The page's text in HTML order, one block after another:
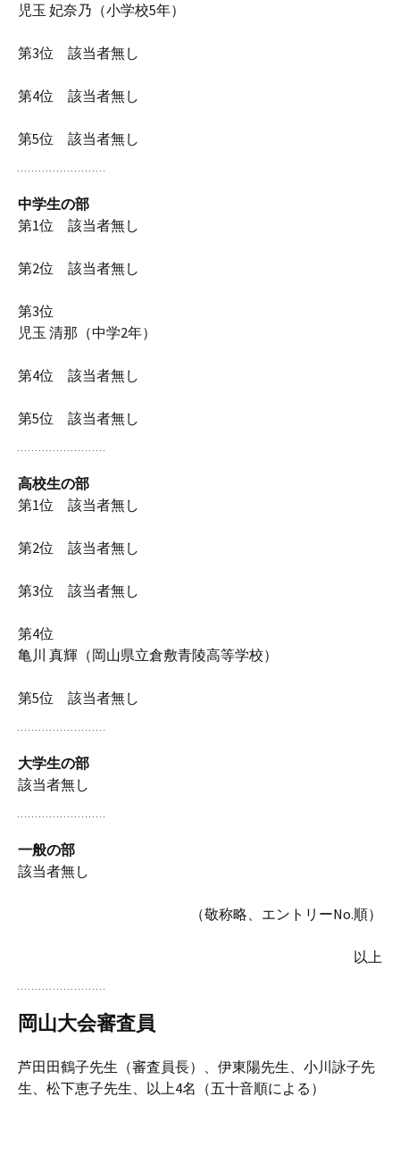
児玉 妃奈乃（小学校5年）
第3位 該当者無し
第4位 該当者無し
第5位 該当者無し
中学生の部
第1位 該当者無し
第2位 該当者無し
第3位
児玉 清那（中学2年）
第4位 該当者無し
第5位 該当者無し
高校生の部
第1位 該当者無し
第2位 該当者無し
第3位 該当者無し
第4位
亀川 真輝（岡山県立倉敷青陵高等学校）
第5位 該当者無し
大学生の部
該当者無し
一般の部
該当者無し
（敬称略、エントリーNo.順）
以上
岡山大会審査員
芦田田鶴子先生（審査員長）、伊東陽先生、小川詠子先
生、松下恵子先生、以上4名（五十音順による）